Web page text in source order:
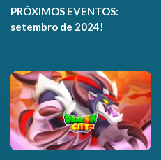
PRÓXIMOS EVENTOS:
setembro de 2024!